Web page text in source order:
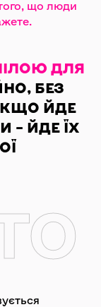
що люди
ДЛЯ
БЕЗ
ЙДЕ
– ЙДЕ ЇХ